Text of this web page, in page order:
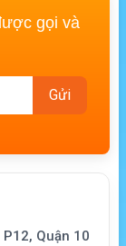
gọi và
Quận 10